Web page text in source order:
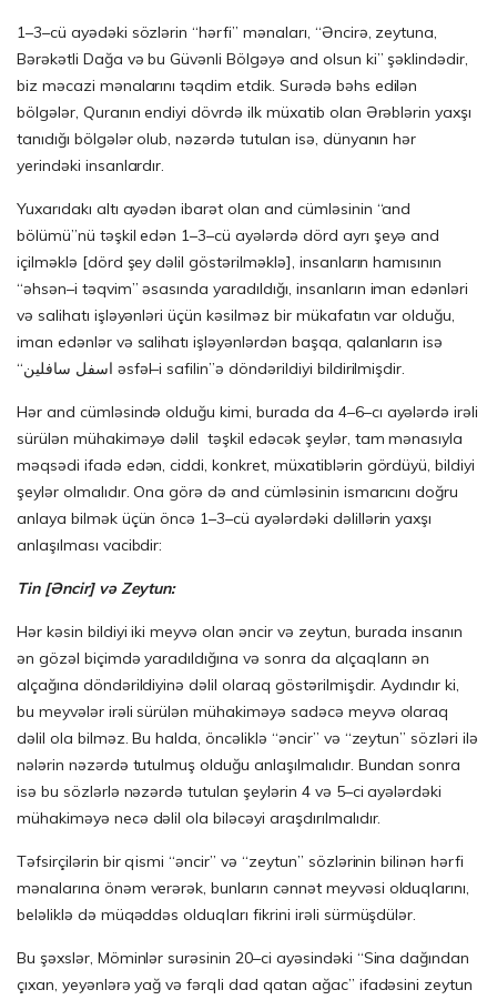
1–3–cü ayədəki sözlərin “hərfi” mənaları, “Əncirə, zeytuna,
Bərəkətli Dağa və bu Güvənli Bölgəyə and olsun ki” şəklindədir,
biz məcazi mənalarını təqdim etdik. Surədə bəhs edilən
bölgələr, Quranın endiyi dövrdə ilk müxatib olan Ərəblərin yaxşı
tanıdığı bölgələr olub, nəzərdə tutulan isə, dünyanın hər
yerindəki insanlardır.
Yuxarıdakı altı ayədən ibarət olan and cümləsinin “and
bölümü”nü təşkil edən 1–3–cü ayələrdə dörd ayrı şeyə and
içilməklə [dörd şey dəlil göstərilməklə], insanların hamısının
“əhsən–i təqvim” əsasında yaradıldığı, insanların iman edənləri
və salihatı işləyənləri üçün kəsilməz bir mükafatın var olduğu,
iman edənlər və salihatı işləyənlərdən başqa, qalanların isə
“اسفل سافلين əsfəl–i safilin”ə döndərildiyi bildirilmişdir.
Hər and cümləsində olduğu kimi, burada da 4–6–cı ayələrdə irəli
sürülən mühakiməyə dəlil təşkil edəcək şeylər, tam mənasıyla
məqsədi ifadə edən, ciddi, konkret, müxatiblərin gördüyü, bildiyi
şeylər olmalıdır. Ona görə də and cümləsinin ismarıcını doğru
anlaya bilmək üçün öncə 1–3–cü ayələrdəki dəlillərin yaxşı
anlaşılması vacibdir:
Tin [Əncir] və Zeytun:
Hər kəsin bildiyi iki meyvə olan əncir və zeytun, burada insanın
ən gözəl biçimdə yaradıldığına və sonra da alçaqların ən
alçağına döndərildiyinə dəlil olaraq göstərilmişdir. Aydındır ki,
bu meyvələr irəli sürülən mühakiməyə sadəcə meyvə olaraq
dəlil ola bilməz. Bu halda, öncəliklə “əncir” və “zeytun” sözləri ilə
nələrin nəzərdə tutulmuş olduğu anlaşılmalıdır. Bundan sonra
isə bu sözlərlə nəzərdə tutulan şeylərin 4 və 5–ci ayələrdəki
mühakiməyə necə dəlil ola biləcəyi araşdırılmalıdır.
Təfsirçilərin bir qismi “əncir” və “zeytun” sözlərinin bilinən hərfi
mənalarına önəm verərək, bunların cənnət meyvəsi olduqlarını,
beləliklə də müqəddəs olduqları fikrini irəli sürmüşdülər.
Bu şəxslər, Möminlər surəsinin 20–ci ayəsindəki “Sina dağından
çıxan, yeyənlərə yağ və fərqli dad qatan ağac” ifadəsini zeytun